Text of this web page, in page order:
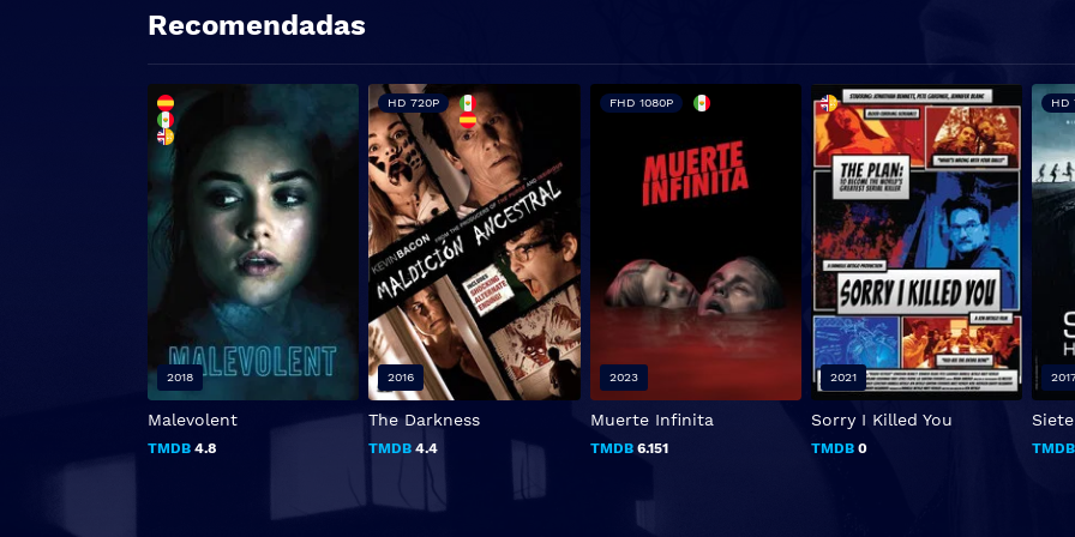
Recomendadas
Malevolent
TMDB 4.8
2018
The Darkness
TMDB 4.4
HD 720P
2016
Muerte Infinita
TMDB6.151
FHD 1080P
2023
Sorry I Killed You
TMDB0
2021
TMDB
HD